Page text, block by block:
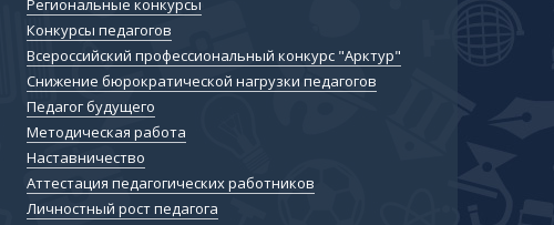
Конкурсы педагогов
Всероссийский профессиональный конкурс "Арктур"
Снижение бюрократической нагрузки педагогов
Педагог будущего
Методическая работа
Наставничество
Аттестация педагогических работников
Личностный рост педагога